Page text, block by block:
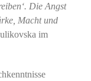
Die Angst
Macht und
im